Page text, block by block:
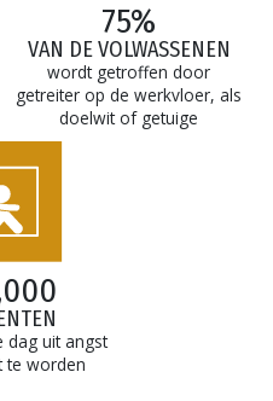
75%
VAN DE VOLWASSENEN
wordt getroffen door
getreiter op de werkvloer, als
doelwit of getuige
dag uit angst
te worden